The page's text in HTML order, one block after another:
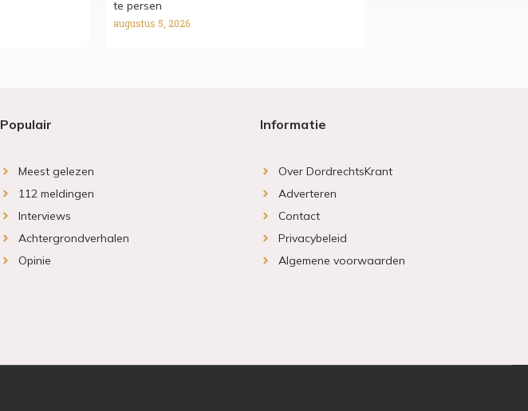
te persen
augustus 5, 2026
Populair
Meest gelezen
112 meldingen
Interviews
Achtergrondverhalen
Opinie
Informatie
Over DordrechtsKrant
Adverteren
Contact
Privacybeleid
Algemene voorwaarden